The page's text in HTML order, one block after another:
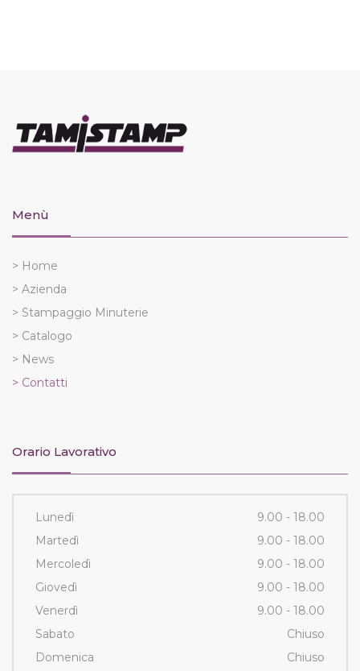
Menù
> Home
> Azienda
> Stampaggio Minuterie
> Catalogo
> News
> Contatti
Orario Lavorativo
Lunedì
9.00 - 18.00
Martedì
9.00 - 18.00
Mercoledì
9.00 - 18.00
Giovedì
9.00 - 18.00
Venerdì
9.00 - 18.00
Sabato
Chiuso
Domenica
Chiuso